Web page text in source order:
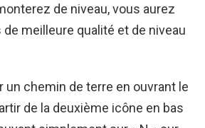
de niveau, vous aurez
meilleure qualité et de niveau
un chemin de terre en ouvrant le
de la deuxième icône en bas